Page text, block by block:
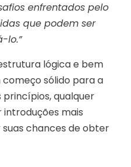
enfrentados pelo
que podem ser
lo.”
lógica e bem
sólido para a
princípios, qualquer
mais
chances de obter